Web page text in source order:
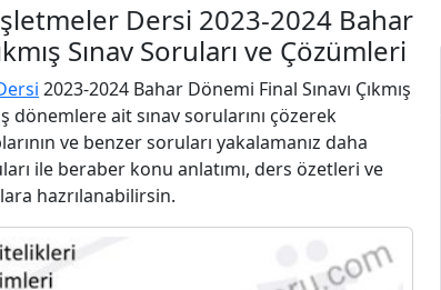
Dersi 2023-2024 Bahar
Sınav Soruları ve Çözümleri
2023-2024 Bahar Dönemi Final Sınavı Çıkmış
dönemlere ait sınav sorularını çözerek
ve benzer soruları yakalamanız daha
ile beraber konu anlatımı, ders özetleri ve
hazrılanabilirsin.